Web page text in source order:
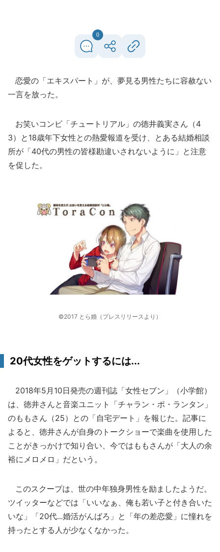
0
恋愛の「エキスパート」が、夢見る男性たちに容赦ない
一言を放った。
お笑いコンビ「チュートリアル」の徳井義実さん（4
3）と18歳年下女性との熱愛報道を受け、とある結婚相談
所が「40代の男性の皆様勘違いされないように」と注意
を促した。
©2017 とら婚（プレスリリースより）
20代女性をゲットするには...
2018年5月10日発売の週刊誌「女性セブン」（小学館）
は、徳井さんと音楽ユニット「チャラン・ポ・ランタン」
のももさん（25）との「自宅デート」を報じた。記事に
よると、徳井さんが自身のトークショーで楽曲を使用した
ことがきっかけで知り合い、今ではももさんが「大人の余
裕にメロメロ」だという。
このスクープは、世の中年独身男性を励ましたようだ。
ツイッターなどでは「いいなぁ、俺も若い子と付き合いた
いな」「20代...婚活がんばろ」と「年の差恋愛」に憧れを
持ったとする人が少なくなかった。